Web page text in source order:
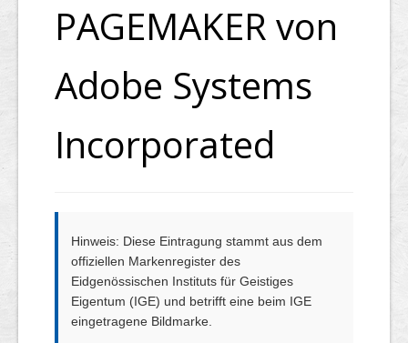
Login
Preise
Rechtliche Infos
PAGEMAKER von
Adobe Systems
Incorporated
Hinweis: Diese Eintragung stammt aus dem
offiziellen Markenregister des
Eidgenössischen Instituts für Geistiges
Eigentum (IGE) und betrifft eine beim IGE
eingetragene Bildmarke.